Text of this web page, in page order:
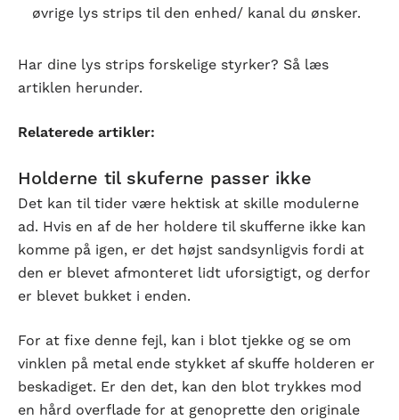
øvrige lys strips til den enhed/ kanal du ønsker.
Har dine lys strips forskelige styrker? Så læs
artiklen herunder.
Relaterede artikler:
Holderne til skuferne passer ikke
Det kan til tider være hektisk at skille modulerne
ad. Hvis en af de her holdere til skufferne ikke kan
komme på igen, er det højst sandsynligvis fordi at
den er blevet afmonteret lidt uforsigtigt, og derfor
er blevet bukket i enden.
For at fixe denne fejl, kan i blot tjekke og se om
vinklen på metal ende stykket af skuffe holderen er
beskadiget. Er den det, kan den blot trykkes mod
en hård overflade for at genoprette den originale